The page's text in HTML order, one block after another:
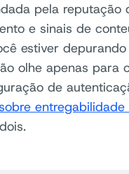
pela reputação
e sinais de
estiver
olhe apenas para
de